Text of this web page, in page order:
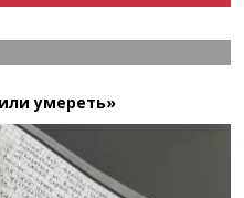
умереть»